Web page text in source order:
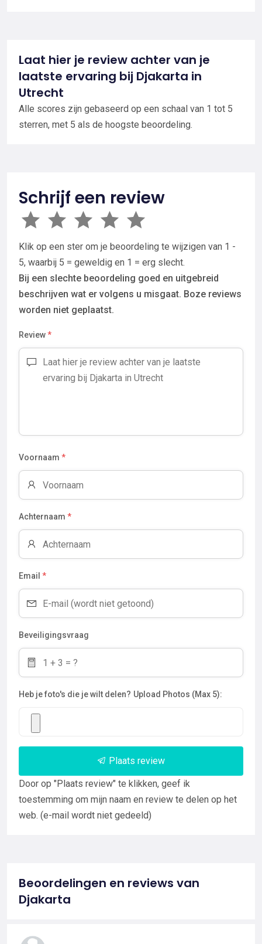
Laat hier je review achter van je
laatste ervaring bij Djakarta in
Utrecht
Alle scores zijn gebaseerd op een schaal van 1 tot 5
sterren, met 5 als de hoogste beoordeling.
Schrijf een review
Klik op een ster om je beoordeling te wijzigen van 1 -
5, waarbij 5 = geweldig en 1 = erg slecht.
Bij een slechte beoordeling goed en uitgebreid
beschrijven wat er volgens u misgaat. Boze reviews
worden niet geplaatst.
Review*
Voornaam *
Achternaam *
Email *
Beveiligingsvraag
Heb je foto's die je wilt delen? Upload Photos (Max 5):
Plaats review
Door op "Plaats review" te klikken, geef ik
toestemming om mijn naam en review te delen op het
web. (e-mail wordt niet gedeeld)
Beoordelingen en reviews van
Djakarta